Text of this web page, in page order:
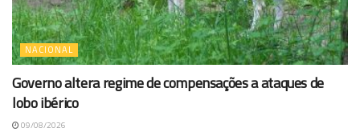
NACIONAL
Governo altera regime de compensações a ataques de
lobo ibérico
09/08/2026